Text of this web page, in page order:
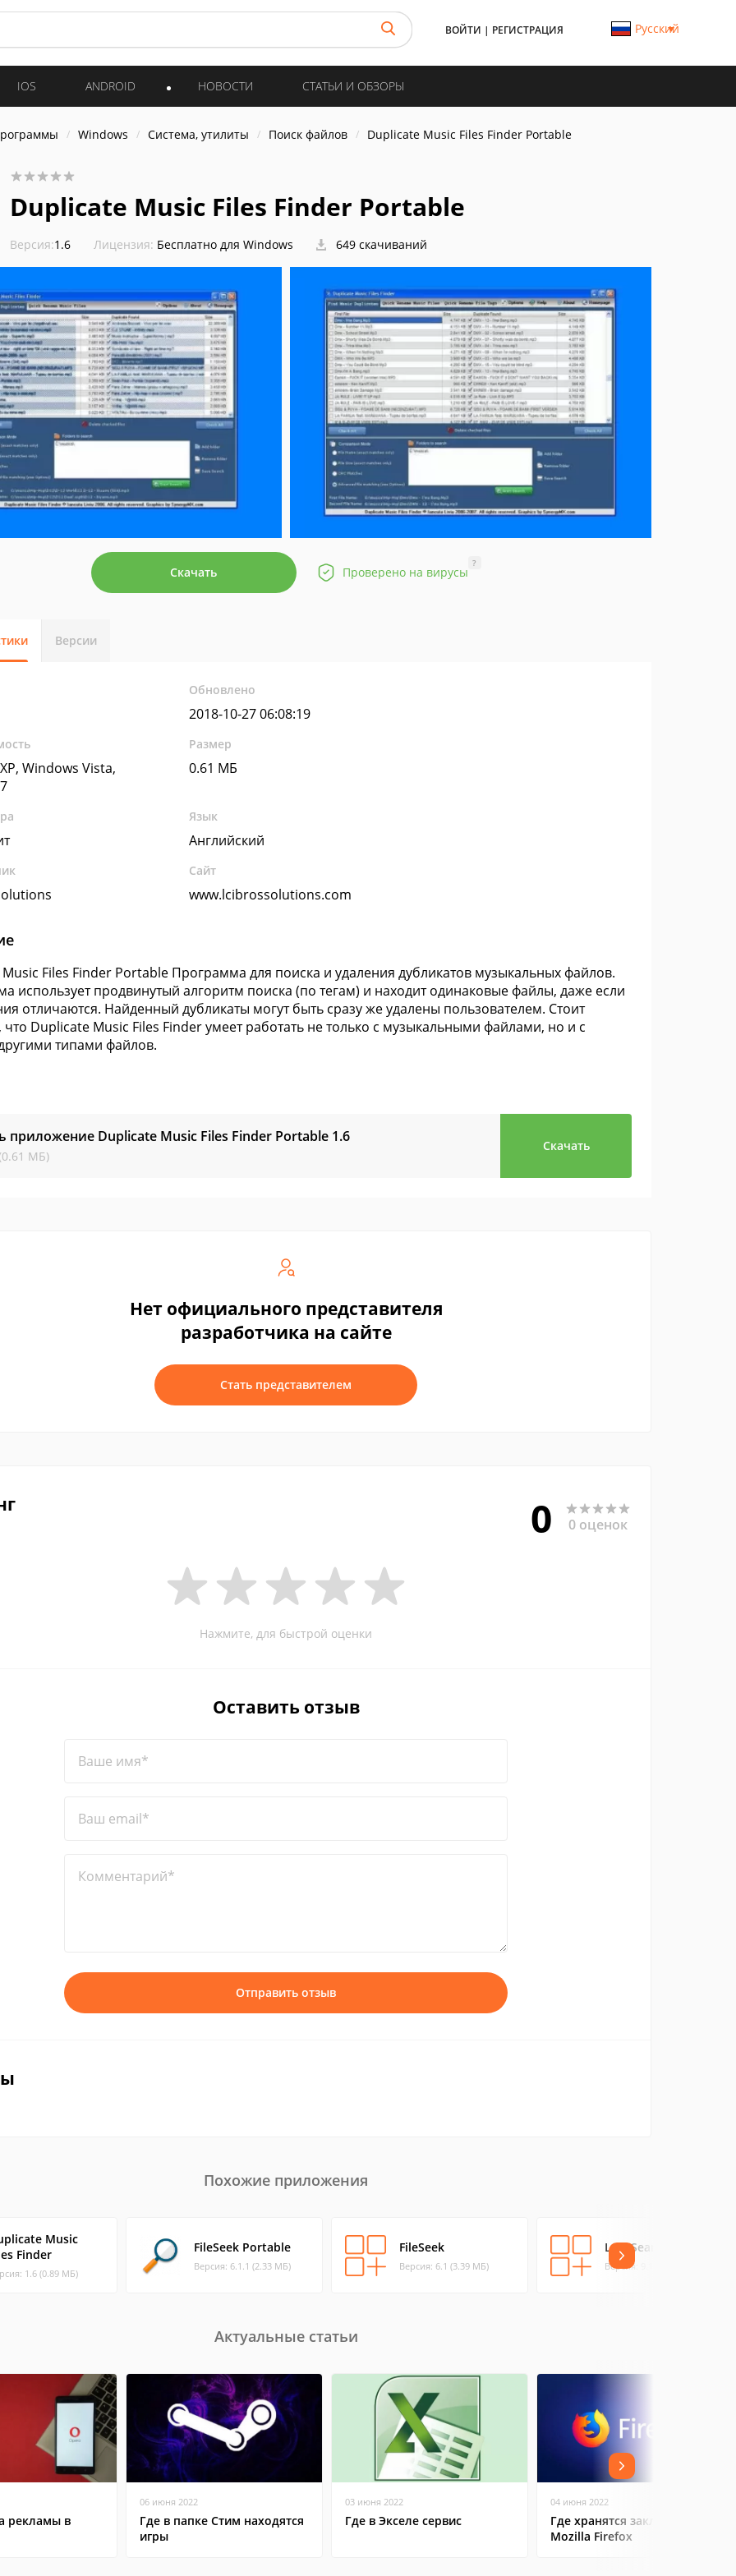
ВОЙТИ | РЕГИСТРАЦИЯ Русский
IOS ANDROID НОВОСТИ СТАТЬИ И ОБЗОРЫ
Windows Система, утилиты Поиск файлов Duplicate Music Files Finder Portable
Duplicate Music Files Finder Portable
Версия:1.6 Лицензия: Бесплатно для Windows 649 скачиваний
Скачать Проверено на вирусы
?
Версии
Обновлено
2018-10-27 06:08:19
Windows Vista,
Размер
0.61 МБ
Язык
Английский
Сайт
www.lcibrossolutions.com
Files Finder Portable Программа для поиска и удаления дубликатов музыкальных файлов.
использует продвинутый алгоритм поиска (по тегам) и находит одинаковые файлы, даже если
отличаются. Найденный дубликаты могут быть сразу же удалены пользователем. Стоит
что Duplicate Music Files Finder умеет работать не только с музыкальными файлами, но и с
типами файлов.
приложение Duplicate Music Files Finder Portable 1.6
МБ)
Скачать
Нет официального представителя
разработчика на сайте
Стать представителем
0 0 оценок
Нажмите, для быстрой оценки
Оставить отзыв
Ваше имя*
Ваш email*
Комментарий*
Отправить отзыв
Похожие приложения
Music
Finder
1.6 (0.89 МБ)
FileSeek Portable
Версия: 6.1.1 (2.33 МБ)
FileSeek
Версия: 6.1 (3.39 МБ)
LAN Search Pro
Версия: 9.1.1 (1.75 МБ)
Актуальные статьи
рекламы в
06 июня 2022
Где в папке Стим находятся
игры
03 июня 2022
Где в Экселе сервис
04 июня 2022
Где хранятся закладки в
Mozilla Firefox